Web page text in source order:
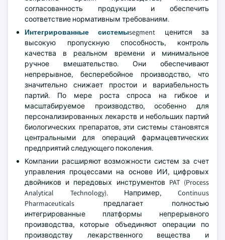
согласованность продукции и обеспечить
соответствие нормативным требованиям.
Интегрированные системыsegment ценится за
высокую пропускную способность, контроль
качества в реальном времени и минимальное
ручное вмешательство. Они обеспечивают
непрерывное, бесперебойное производство, что
значительно снижает простои и вариабельность
партий. По мере роста спроса на гибкое и
масштабируемое производство, особенно для
персонализированных лекарств и небольших партий
биологических препаратов, эти системы становятся
центральными для операций фармацевтических
предприятий следующего поколения.
Компании расширяют возможности систем за счет
управления процессами на основе ИИ, цифровых
двойников и передовых инструментов PAT (Process
Analytical Technology). Например, Continuus
Pharmaceuticals предлагает полностью
интегрированные платформы непрерывного
производства, которые объединяют операции по
производству лекарственного вещества и